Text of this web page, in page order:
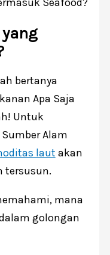
bertanya
Apa Saja
Untuk
Alam
laut akan
tersusun.
mana
golongan